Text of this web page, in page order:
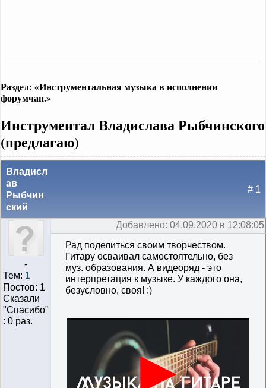
Раздел: «Инструментальная музыка в исполнении
форумчан.»
Инструментал Владислава Рыбчинского
(предлагаю)
Владисл
ав
Рыбчин
ский
# 1
-
Тем: 1
Постов: 1
Сказали
"Cпасибо"
: 0 раз.
Добавлено: 04.09.2020 в 12:08:05
Рад поделиться своим творчеством.
Гитару осваивал самостоятельно, без
муз. образования. А видеоряд - это
интерпретация к музыке. У каждого она,
безусловно, своя! :)